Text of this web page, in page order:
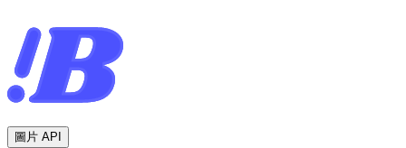
圖片 API